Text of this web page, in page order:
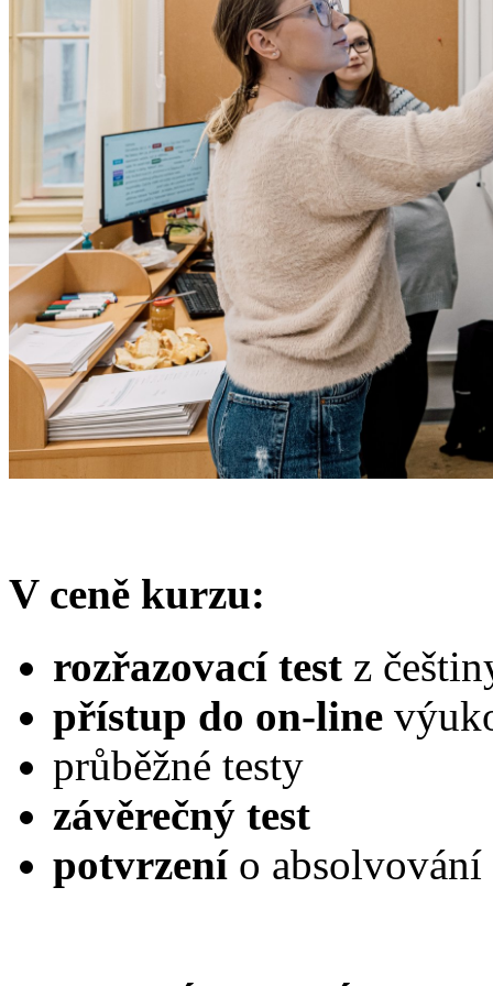
V ceně kurzu:
rozřazovací test z
přístup do on-line
průběžné testy
závěrečný test
potvrzenío absolvování